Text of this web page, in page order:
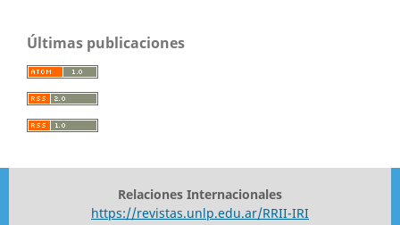
Últimas publicaciones
Relaciones Internacionales
https://revistas.unlp.edu.ar/RRII-IRI